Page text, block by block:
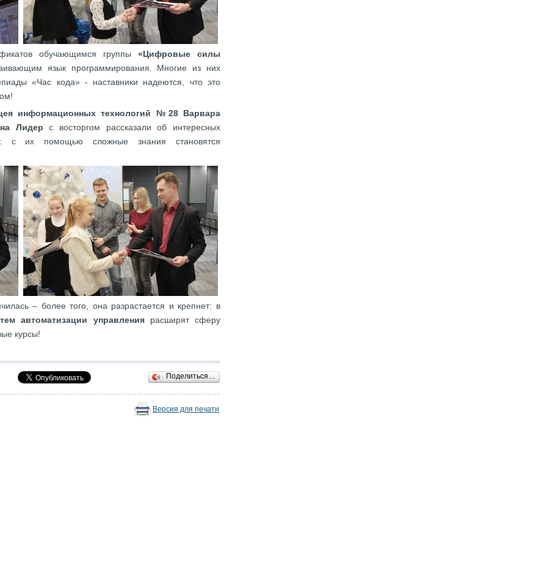
обучающимся группы «Цифровые силы
язык программирования. Многие из них
«Час кода» - наставники надеются, что это
информационных технологий №28 Варвара
Лидер с восторгом рассказали об интересных
с их помощью сложные знания становятся
– более того, она разрастается и крепнет: в
автоматизации управлениярасширят сферу
курсы!
Поделиться…
Версия для печати